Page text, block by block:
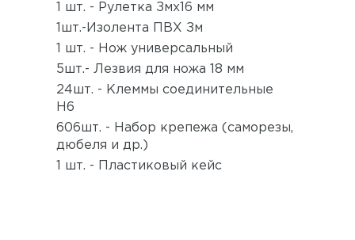
1 шт. - Рулетка Змх16 мм
1шт.-Изолента ПВХ Зм
1 шт. - Нож универсальный
5шт.- Лезвия для ножа 18 мм
24шт. - Клеммы соединительные
Н6
606шт. - Набор крепежа (саморезы,
дюбеля и др.)
1 шт. - Пластиковый кейс